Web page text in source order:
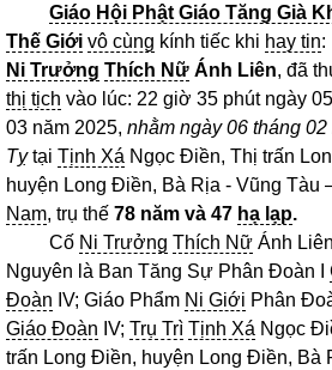
Giáo Hội Phật Giáo Tăng Già
Thế Giới vô cùng kính tiếc khi hay tin:
Ni Trưởng Thích Nữ Ánh Liên, đã
thị tịch vào lúc: 22 giờ 35 phút ngày
03 năm 2025, nhằm ngày 06 tháng 02
Tỵtại Tịnh Xá Ngọc Điền, Thị trấn
huyện Long Điền, Bà Rịa - Vũng Tàu
Nam, trụ thế 78 năm và 47 hạ lạp.
Cố Ni Trưởng Thích Nữ Ánh
Nguyên là Ban Tăng Sự Phân Đoàn I
Đoàn IV; Giáo Phẩm Ni Giới Phân
Giáo Đoàn IV; Trụ Trì Tịnh Xá Ngọc
trấn Long Điền, huyện Long Điền, Bà